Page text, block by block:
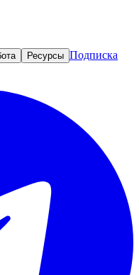
Ресурсы Подписка